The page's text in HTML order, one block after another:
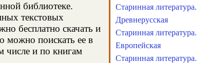
библиотеке.
текстовых
бесплатно скачать и
можно поискать ее в
числе и по книгам
Старинная литература.
Древнерусская
Старинная литература.
Европейская
Старинная литература.